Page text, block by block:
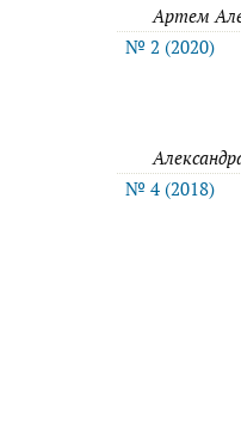
Артем
№ 2 (2020)
№ 4 (2018)